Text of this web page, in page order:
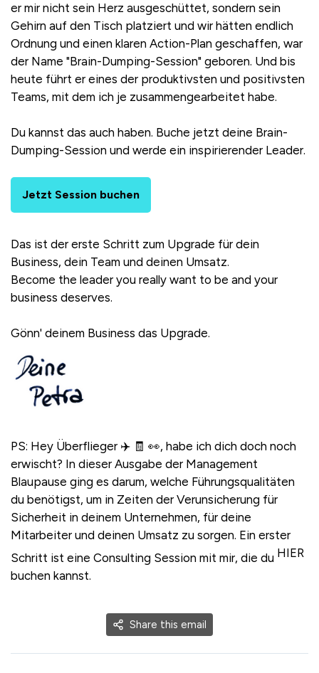
er mir nicht sein Herz ausgeschüttet, sondern sein
Gehirn auf den Tisch platziert und wir hätten endlich
Ordnung und einen klaren Action-Plan geschaffen, war
der Name "Brain-Dumping-Session" geboren. Und bis
heute führt er eines der produktivsten und positivsten
Teams, mit dem ich je zusammengearbeitet habe.
Du kannst das auch haben. Buche jetzt deine Brain-
Dumping-Session und werde ein inspirierender Leader.
Jetzt Session buchen
Das ist der erste Schritt zum Upgrade für dein
Business, dein Team und deinen Umsatz.
Become the leader you really want to be and your
business deserves.
Gönn' deinem Business das Upgrade.
PS: Hey Überflieger ✈️ 🧾 👀, habe ich dich doch noch
erwischt? In dieser Ausgabe der Management
Blaupause ging es darum, welche Führungsqualitäten
du benötigst, um in Zeiten der Verunsicherung für
Sicherheit in deinem Unternehmen, für deine
Mitarbeiter und deinen Umsatz zu sorgen. Ein erster
Schritt ist eine Consulting Session mit mir, die du HIER
buchen kannst.
Share this email